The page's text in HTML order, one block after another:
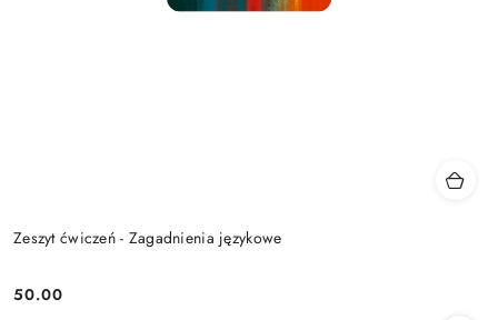
Zeszyt ćwiczeń - Zagadnienia językowe
Cena:
50.00